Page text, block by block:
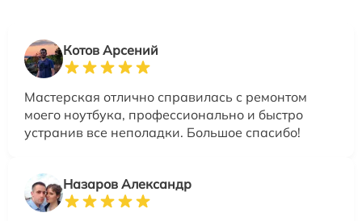
Котов Арсений
Мастерская отлично справилась с ремонтом
моего ноутбука, профессионально и быстро
устранив все неполадки. Большое спасибо!
Назаров Александр